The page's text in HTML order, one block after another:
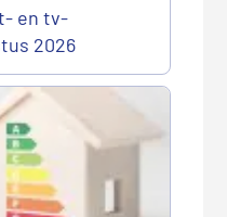
en tv-
2026